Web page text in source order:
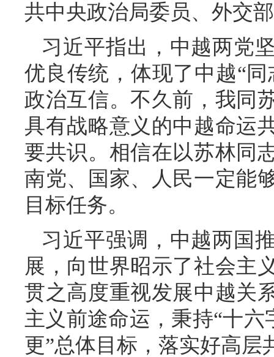
共中央政治局委员、外交
习近平指出，中越两党
优良传统，体现了中越“
政治互信。不久前，我同
具有战略意义的中越命运
要共识。相信在以苏林同
南党、国家、人民一定能
目标任务。
习近平强调，中越两国
展，向世界昭示了社会主
贯之高度重视发展中越关
主义前途命运，秉持“十六
更”总体目标，落实好高